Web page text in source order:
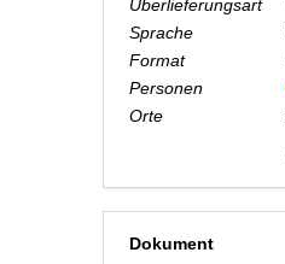
Überlieferungsart
Sprache
Format
Personen
Orte
Dokument